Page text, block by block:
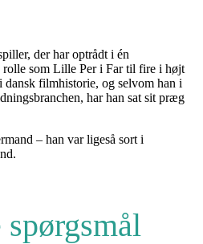
der har optrådt i én
som Lille Per i Far til fire i højt
dansk filmhistorie, og selvom han i
har han sat sit præg
– han var ligeså sort i